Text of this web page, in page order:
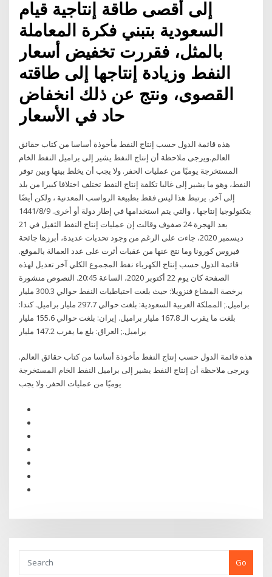
إلى أقصى طاقة إنتاجية قيام
السعودية بتبني فكرة المعاملة
بالمثل، فقررت تخفيض أسعار
النفط وزيادة إنتاجها إلى طاقته
القصوى، ونتج عن ذلك انخفاض
حاد في الأسعار
هذه قائمة الدول حسب إنتاج النفط مأخوذة أساسا من كتاب حقائق
العالم.ويرجى ملاحظة أن إنتاج النفط يشير إلى براميل النفط الخام
المستخرجة يوميًا من عمليات الحفر. ولا يجب أن يخلط بينها وبين توفر
النفط، وهو ما يشير إلى غالبا تكلفة إنتاج النفط تختلف اختلافا كبيرا من بلد
إلى آخر. يرتبط هذا ليس فقط بطبيعة الرواسب المعدنية ، ولكن أيضًا
بتكنولوجيا إنتاجها ، والتي يتم استخدامها في إطار دولة أو أخرى. 9‏‏/8‏‏/1441
بعد الهجرة 24 صفوف وقالت إن عمليات إنتاج النفط الثقيل في 21
ديسمبر 2020، جاءت على الرغم من وجود تحديات عديدة، أبرزها جائحة
فيروس كورونا وما نتج عنها من عقبات أثرت على عدد العمالة بالموقع.
قائمة الدول حسب إنتاج الكهرباء نفط المجموع الكلي آخر تعديل لهذه
الصفحة كان يوم 22 أكتوبر 2020، الساعة 20:45. النصوص منشورة
برخصة المشاع فنزويلا: حيث بلغت احتياطيات النفط حوالي 300.3 مليار
براميل.; المملكة العربية السعودية: بلغت حوالي 297.7 مليار براميل. كندا:
بلغت ما يقرب الـ 167.8 مليار براميل. إيران: بلغت حوالي 155.6 مليار
براميل.; العراق: بلغ ما يقرب 147.2 مليار
هذه قائمة الدول حسب إنتاج النفط مأخوذة أساسا من كتاب حقائق العالم.
ويرجى ملاحظة أن إنتاج النفط يشير إلى براميل النفط الخام المستخرجة
Go